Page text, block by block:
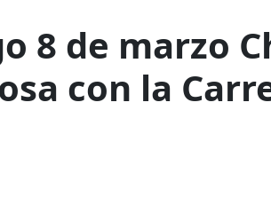
8 de marzo
con la